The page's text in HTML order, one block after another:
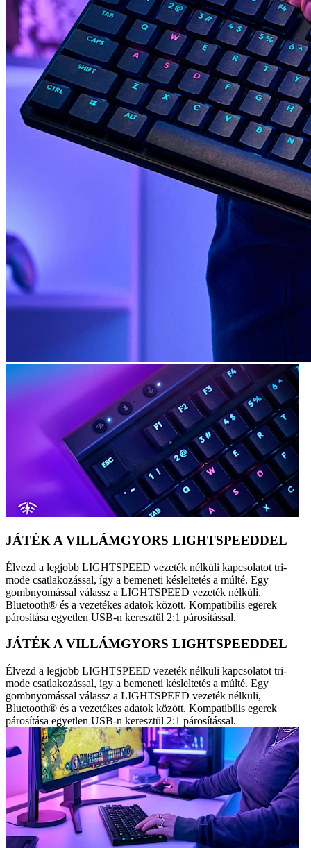
JÁTÉK A VILLÁMGYORS LIGHTSPEEDDEL
Élvezd a legjobb LIGHTSPEED vezeték nélküli kapcsolatot tri-
mode csatlakozással, így a bemeneti késleltetés a múlté. Egy
gombnyomással válassz a LIGHTSPEED vezeték nélküli,
Bluetooth® és a vezetékes adatok között. Kompatibilis egerek
párosítása egyetlen USB-n keresztül 2:1 párosítással.
JÁTÉK A VILLÁMGYORS LIGHTSPEEDDEL
Élvezd a legjobb LIGHTSPEED vezeték nélküli kapcsolatot tri-
mode csatlakozással, így a bemeneti késleltetés a múlté. Egy
gombnyomással válassz a LIGHTSPEED vezeték nélküli,
Bluetooth® és a vezetékes adatok között. Kompatibilis egerek
párosítása egyetlen USB-n keresztül 2:1 párosítással.